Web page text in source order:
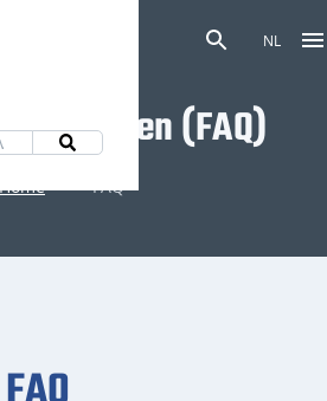
NL
vragen (FAQ)
Home FAQ